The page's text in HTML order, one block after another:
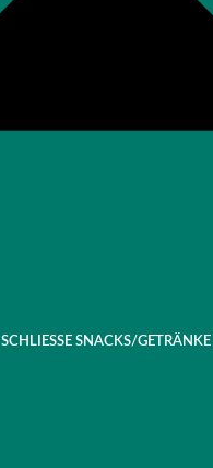
SCHLIESSE SNACKS/GETRÄNKE